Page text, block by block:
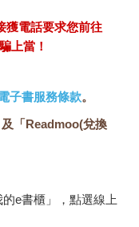
獲電話要求您前往
上當！
子書服務條款。
「Readmoo(兌換
e書櫃」，點選線上